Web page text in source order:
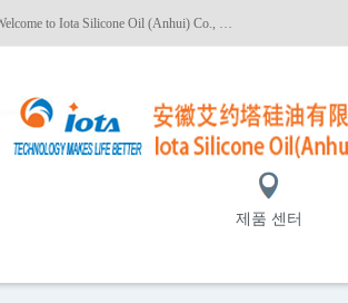
Welcome to Iota Silicone Oil (Anhui) Co., Ltd.!
제품 센터